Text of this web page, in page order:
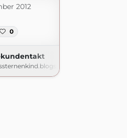
2012
0